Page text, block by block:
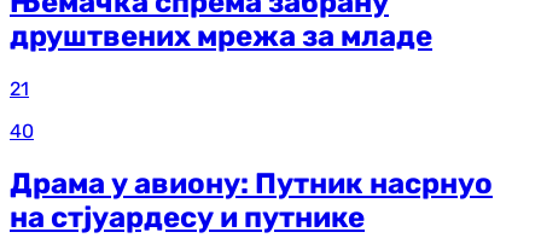
друштвених мрежа за младе
21
40
Драма у авиону: Путник насрнуо
на стјуардесу и путнике